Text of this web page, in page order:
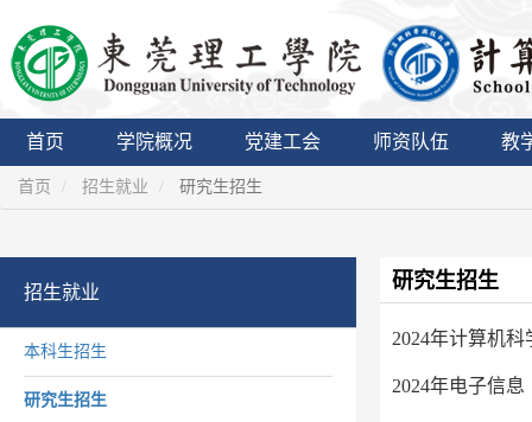
首页 学院概况 党建工会 师资队伍 教
首页 招生就业 研究生招生
招生就业
本科生招生
研究生招生
研究生招生
2024年计算机
2024年电子信